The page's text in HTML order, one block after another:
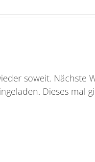
soweit. Nächste
Dieses mal